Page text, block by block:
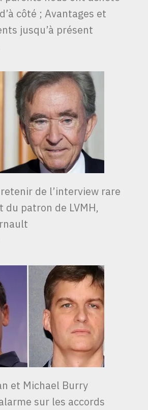
côté ; Avantages et
jusqu’à présent
de l’interview rare
du patron de LVMH,
et Michael Burry
sur les accords